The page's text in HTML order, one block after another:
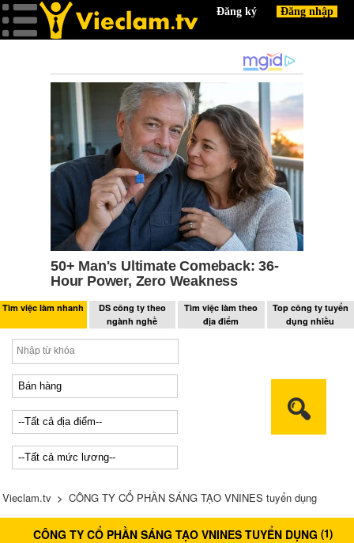
Tìm việc làm nhanh
DS công ty theo
ngành nghề
Tìm việc làm theo
địa điểm
Top công ty tuyển
dụng nhiều
Vieclam.tv > CÔNG TY CỔ PHẦN SÁNG TẠO VNINES tuyển dụng
CÔNG TY CỔ PHẦN SÁNG TẠO VNINES TUYỂN DỤNG (1)